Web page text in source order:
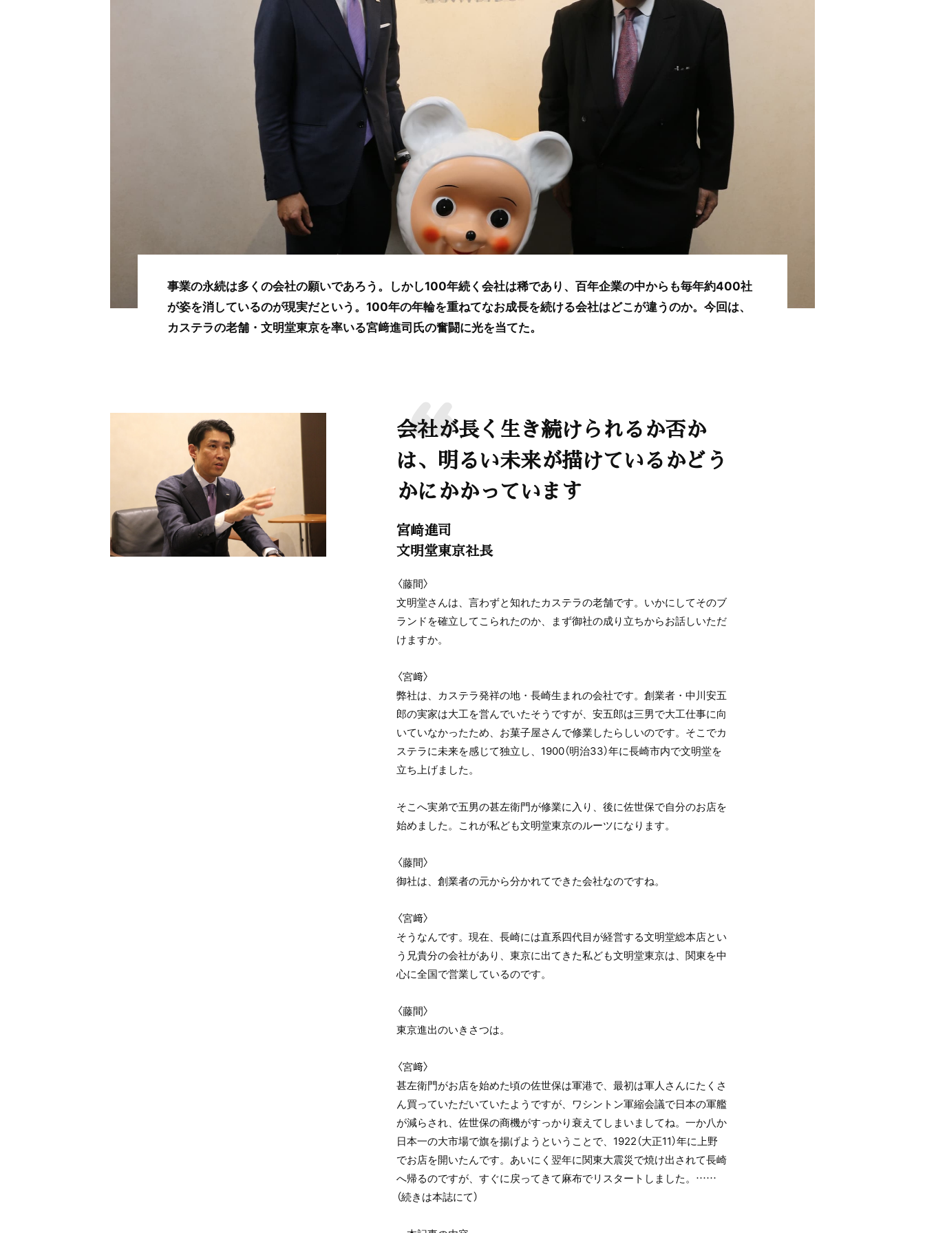
事業の永続は多くの会社の願いであろう。しかし100年続く会社は稀であり、百年企業の中からも毎年約400社
が姿を消しているのが現実だという。100年の年輪を重ねてなお成長を続ける会社はどこが違うのか。今回は、
カステラの老舗・文明堂東京を率いる宮﨑進司氏の奮闘に光を当てた。
会社が長く生き続けられるか否か
は、明るい未来が描けているかどう
かにかかっています
宮﨑進司
文明堂東京社長
〈藤間〉
文明堂さんは、言わずと知れたカステラの老舗です。いかにしてそのブ
ランドを確立してこられたのか、まず御社の成り立ちからお話しいただ
けますか。
〈宮﨑〉
弊社は、カステラ発祥の地・長崎生まれの会社です。創業者・中川安五
郎の実家は大工を営んでいたそうですが、安五郎は三男で大工仕事に向
いていなかったため、お菓子屋さんで修業したらしいのです。そこでカ
ステラに未来を感じて独立し、1900（明治33）年に長崎市内で文明堂を
立ち上げました。
そこへ実弟で五男の甚左衛門が修業に入り、後に佐世保で自分のお店を
始めました。これが私ども文明堂東京のルーツになります。
〈藤間〉
御社は、創業者の元から分かれてできた会社なのですね。
〈宮﨑〉
そうなんです。現在、長崎には直系四代目が経営する文明堂総本店とい
う兄貴分の会社があり、東京に出てきた私ども文明堂東京は、関東を中
心に全国で営業しているのです。
〈藤間〉
東京進出のいきさつは。
〈宮﨑〉
甚左衛門がお店を始めた頃の佐世保は軍港で、最初は軍人さんにたくさ
ん買っていただいていたようですが、ワシントン軍縮会議で日本の軍艦
が減らされ、佐世保の商機がすっかり衰えてしまいましてね。一か八か
日本一の大市場で旗を揚げようということで、1922（大正11）年に上野
でお店を開いたんです。あいにく翌年に関東大震災で焼け出されて長崎
へ帰るのですが、すぐに戻ってきて麻布でリスタートしました。……
（続きは本誌にて）